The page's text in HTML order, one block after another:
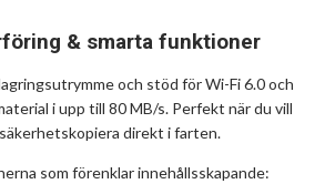
& smarta funktioner
och stöd för Wi-Fi 6.0 och
i upp till 80 MB/s. Perfekt när du vill
direkt i farten.
som förenklar innehållsskapande: